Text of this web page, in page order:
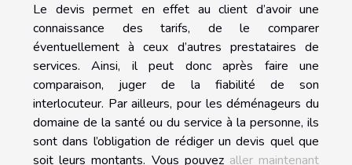
Le devis permet en effet au client d’avoir une
connaissance des tarifs, de le comparer
éventuellement à ceux d’autres prestataires de
services. Ainsi, il peut donc après faire une
comparaison, juger de la fiabilité de son
interlocuteur. Par ailleurs, pour les déménageurs du
domaine de la santé ou du service à la personne, ils
sont dans l’obligation de rédiger un devis quel que
soit leurs montants. Vous pouvez aller maintenant